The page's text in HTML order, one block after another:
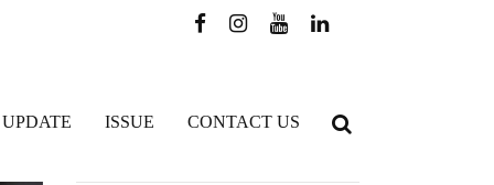
ISSUE CONTACT US